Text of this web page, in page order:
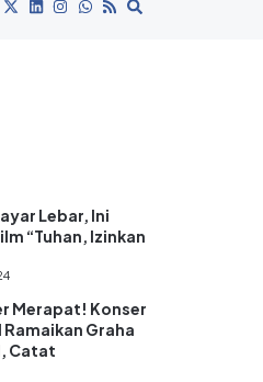
Lebar, Ini
“Tuhan, Izinkan
Merapat! Konser
Graha
Catat